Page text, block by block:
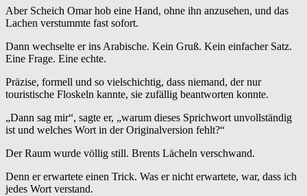
Aber Scheich Omar hob eine Hand, ohne ihn anzusehen, und das
Lachen verstummte fast sofort.
Dann wechselte er ins Arabische. Kein Gruß. Kein einfacher Satz.
Eine Frage. Eine echte.
Präzise, formell und so vielschichtig, dass niemand, der nur
touristische Floskeln kannte, sie zufällig beantworten konnte.
„Dann sag mir“, sagte er, „warum dieses Sprichwort unvollständig
ist und welches Wort in der Originalversion fehlt?“
Der Raum wurde völlig still. Brents Lächeln verschwand.
Denn er erwartete einen Trick. Was er nicht erwartete, war, dass ich
jedes Wort verstand.